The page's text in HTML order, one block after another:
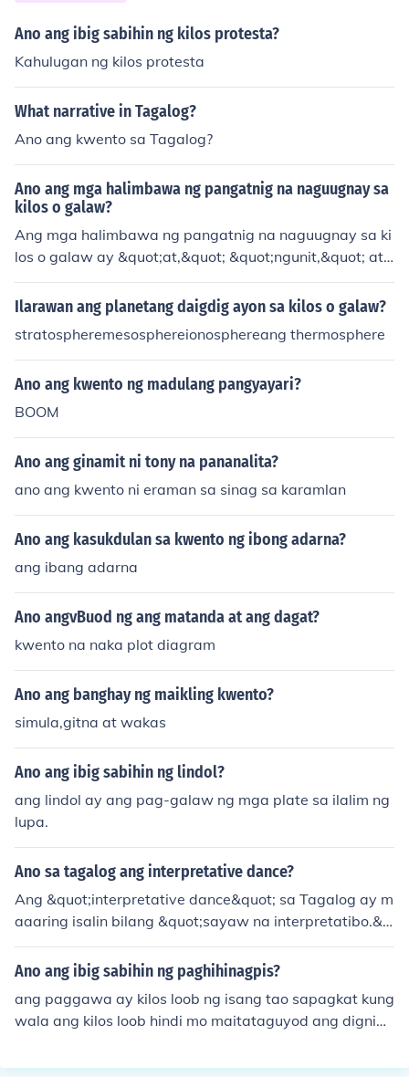
Ano ang ibig sabihin ng kilos protesta?
Kahulugan ng kilos protesta
What narrative in Tagalog?
Ano ang kwento sa Tagalog?
Ano ang mga halimbawa ng pangatnig na naguugnay sa
kilos o galaw?
Ang mga halimbawa ng pangatnig na naguugnay sa ki
los o galaw ay &quot;at,&quot; &quot;ngunit,&quot; at
&quot;subalit.&quot; Ang &quot;at&quot; ay ginagamit
upang ipakita ang pagkakaugnay ng dalawang kilos, h
exam.&quot; Ang &quot;ngunit&quot; at &quot;subalit&
quot; naman ay nagpapakita ng kontradiksyon, tulad n
g &quot;Nagluto siya ngunit hindi siya kumain.&quot;
Ilarawan ang planetang daigdig ayon sa kilos o galaw?
stratospheremesosphereionosphereang thermosphere
Ano ang kwento ng madulang pangyayari?
BOOM
Ano ang ginamit ni tony na pananalita?
ano ang kwento ni eraman sa sinag sa karamlan
Ano ang kasukdulan sa kwento ng ibong adarna?
ang ibang adarna
Ano angvBuod ng ang matanda at ang dagat?
kwento na naka plot diagram
Ano ang banghay ng maikling kwento?
simula,gitna at wakas
Ano ang ibig sabihin ng lindol?
ang lindol ay ang pag-galaw ng mga plate sa ilalim ng
lupa.
Ano sa tagalog ang interpretative dance?
Ang &quot;interpretative dance&quot; sa Tagalog ay m
aaaring isalin bilang &quot;sayaw na interpretatibo.&q
uot; Ito ay isang uri ng sayaw na naglalayong ipahaya
g ang damdamin, ideya, o kwento sa pamamagitan ng
struktura o anyo. Sa ganitong paraan, ang mga manan
ayaw ay nagiging mga tagapagsalaysay gamit ang ka
Ano ang ibig sabihin ng paghihinagpis?
ang paggawa ay kilos loob ng isang tao sapagkat kung
wala ang kilos loob hindi mo maitataguyod ang dignida